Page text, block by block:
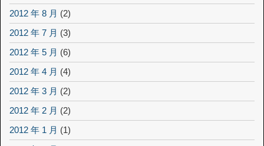
2012 年 8 月 (2)
2012 年 7 月 (3)
2012 年 5 月 (6)
2012 年 4 月 (4)
2012 年 3 月 (2)
2012 年 2 月 (2)
2012 年 1 月 (1)